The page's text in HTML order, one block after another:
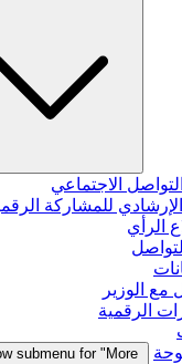
الاجتماعي
الإرشادي للمشاركة
الرأي
مع الوزير
الرقمية
submenu for "More"